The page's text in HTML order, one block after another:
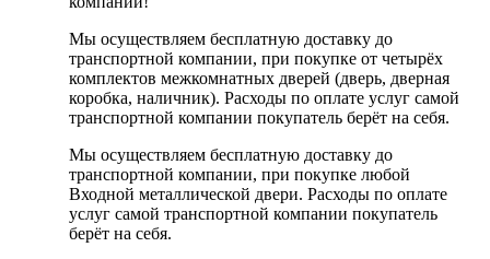
Мы осуществляем бесплатную доставку до
транспортной компании, при покупке от четырёх
комплектов межкомнатных дверей (дверь, дверная
коробка, наличник). Расходы по оплате услуг самой
транспортной компании покупатель берёт на себя.
Мы осуществляем бесплатную доставку до
транспортной компании, при покупке любой
Входной металлической двери. Расходы по оплате
услуг самой транспортной компании покупатель
берёт на себя.